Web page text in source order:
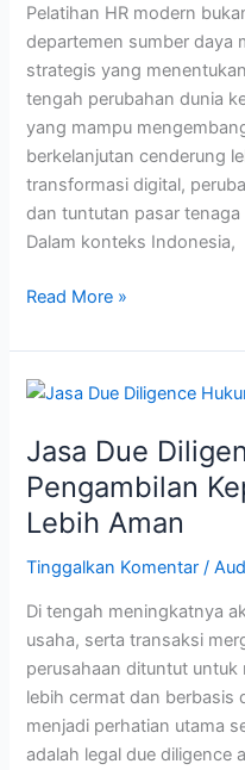
Pelatihan HR modern
departemen sumber daya
strategis yang
tengah perubahan dunia
yang mampu
berkelanjutan cenderung
transformasi digital,
dan tuntutan pasar
Dalam konteks Indonesia,
Membangun
SDM
Unggul
di
Era
Digital
Read More »
Jasa Due
Pengambilan
Lebih Aman
Tinggalkan Komentar /
Di tengah meningkatnya
usaha, serta transaksi
perusahaan dituntut untuk
lebih cermat dan berbasis
menjadi perhatian utama
adalah legal due diligence
Jasa
Diligence
Hukum:
Fondasi
Pengambilan
Keputusan
yang
Lebih
Aman